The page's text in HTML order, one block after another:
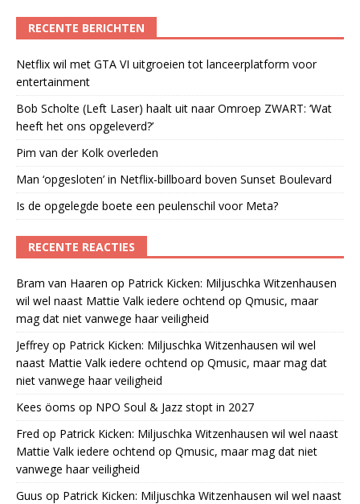
RECENTE BERICHTEN
Netflix wil met GTA VI uitgroeien tot lanceerplatform voor
entertainment
Bob Scholte (Left Laser) haalt uit naar Omroep ZWART: ‘Wat
heeft het ons opgeleverd?’
Pim van der Kolk overleden
Man ‘opgesloten’ in Netflix-billboard boven Sunset Boulevard
Is de opgelegde boete een peulenschil voor Meta?
RECENTE REACTIES
Bram van Haaren op Patrick Kicken: Miljuschka Witzenhausen
wil wel naast Mattie Valk iedere ochtend op Qmusic, maar
mag dat niet vanwege haar veiligheid
Jeffrey op Patrick Kicken: Miljuschka Witzenhausen wil wel
naast Mattie Valk iedere ochtend op Qmusic, maar mag dat
niet vanwege haar veiligheid
Kees öoms op NPO Soul & Jazz stopt in 2027
Fred op Patrick Kicken: Miljuschka Witzenhausen wil wel naast
Mattie Valk iedere ochtend op Qmusic, maar mag dat niet
vanwege haar veiligheid
Guus op Patrick Kicken: Miljuschka Witzenhausen wil wel naast